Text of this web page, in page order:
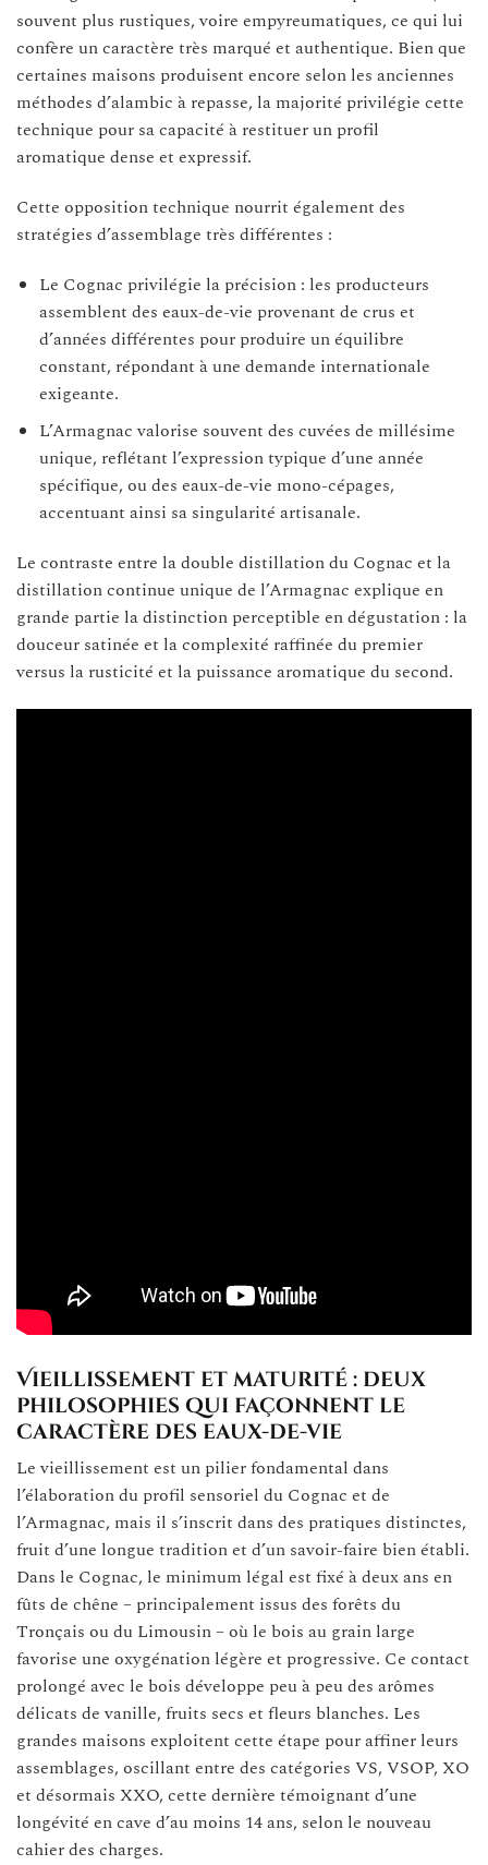
souvent plus rustiques, voire empyreumatiques, ce qui lui
confère un caractère très marqué et authentique. Bien que
certaines maisons produisent encore selon les anciennes
méthodes d’alambic à repasse, la majorité privilégie cette
technique pour sa capacité à restituer un profil
aromatique dense et expressif.
Cette opposition technique nourrit également des
stratégies d’assemblage très différentes :
Le Cognac privilégie la précision : les producteurs
assemblent des eaux-de-vie provenant de crus et
d’années différentes pour produire un équilibre
constant, répondant à une demande internationale
exigeante.
L’Armagnac valorise souvent des cuvées de millésime
unique, reflétant l’expression typique d’une année
spécifique, ou des eaux-de-vie mono-cépages,
accentuant ainsi sa singularité artisanale.
Le contraste entre la double distillation du Cognac et la
distillation continue unique de l’Armagnac explique en
grande partie la distinction perceptible en dégustation : la
douceur satinée et la complexité raffinée du premier
versus la rusticité et la puissance aromatique du second.
Vieillissement et maturité : deux
philosophies qui façonnent le
caractère des eaux-de-vie
Le vieillissement est un pilier fondamental dans
l’élaboration du profil sensoriel du Cognac et de
l’Armagnac, mais il s’inscrit dans des pratiques distinctes,
fruit d’une longue tradition et d’un savoir-faire bien établi.
Dans le Cognac, le minimum légal est fixé à deux ans en
fûts de chêne – principalement issus des forêts du
Tronçais ou du Limousin – où le bois au grain large
favorise une oxygénation légère et progressive. Ce contact
prolongé avec le bois développe peu à peu des arômes
délicats de vanille, fruits secs et fleurs blanches. Les
grandes maisons exploitent cette étape pour affiner leurs
assemblages, oscillant entre des catégories VS, VSOP, XO
et désormais XXO, cette dernière témoignant d’une
longévité en cave d’au moins 14 ans, selon le nouveau
cahier des charges.